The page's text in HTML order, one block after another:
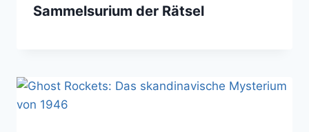
Sammelsurium der Rätsel